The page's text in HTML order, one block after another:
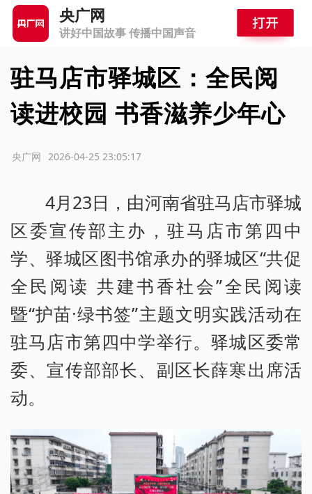
央广网
讲好中国故事 传播中国声音
驻马店市驿城区：全民阅
读进校园 书香滋养少年心
2026-04-25 23:05:17
央广网
4月23日，由河南省驻马店市驿城
区委宣传部主办，驻马店市第四中
学、驿城区图书馆承办的驿城区“共促
全民阅读 共建书香社会”全民阅读
暨“护苗·绿书签”主题文明实践活动在
驻马店市第四中学举行。驿城区委常
委、宣传部部长、副区长薛寒出席活
动。